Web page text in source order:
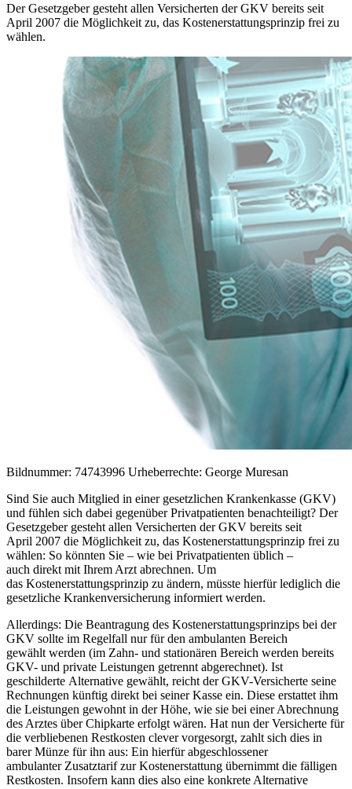
Der Gesetzgeber gesteht allen Versicherten der GKV bereits seit
April 2007 die Möglichkeit zu, das Kostenerstattungsprinzip frei zu
wählen.
Bildnummer: 74743996 Urheberrechte: George Muresan
Sind Sie auch Mitglied in einer gesetzlichen Krankenkasse (GKV)
und fühlen sich dabei gegenüber Privatpatienten benachteiligt? Der
Gesetzgeber gesteht allen Versicherten der GKV bereits seit
April 2007 die Möglichkeit zu, das Kostenerstattungsprinzip frei zu
wählen: So könnten Sie – wie bei Privatpatienten üblich –
auch direkt mit Ihrem Arzt abrechnen. Um
das Kostenerstattungsprinzip zu ändern, müsste hierfür lediglich die
gesetzliche Krankenversicherung informiert werden.
Allerdings: Die Beantragung des Kostenerstattungsprinzips bei der
GKV sollte im Regelfall nur für den ambulanten Bereich
gewählt werden (im Zahn- und stationären Bereich werden bereits
GKV- und private Leistungen getrennt abgerechnet). Ist
geschilderte Alternative gewählt, reicht der GKV-Versicherte seine
Rechnungen künftig direkt bei seiner Kasse ein. Diese erstattet ihm
die Leistungen gewohnt in der Höhe, wie sie bei einer Abrechnung
des Arztes über Chipkarte erfolgt wären. Hat nun der Versicherte für
die verbliebenen Restkosten clever vorgesorgt, zahlt sich dies in
barer Münze für ihn aus: Ein hierfür abgeschlossener
ambulanter Zusatztarif zur Kostenerstattung übernimmt die fälligen
Restkosten. Insofern kann dies also eine konkrete Alternative